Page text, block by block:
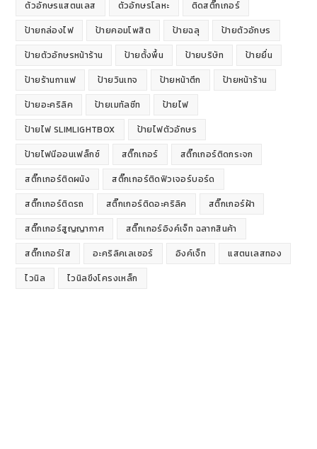
ตัวอักษรแสตนเลส
ตัวอักษรโลหะ
ติดสติ๊กเกอร์
ป้ายกล่องไฟ
ป้ายคอมโพสิต ป้ายฉลุ
ป้ายตัวอักษร
ป้ายตัวอักษรหน้าร้าน
ป้ายตั้งพื้น ป้ายบริษัท
ป้ายยื่น
ป้ายร้านกาแฟ
ป้ายวินเทจ ป้ายหน้าตึก
ป้ายหน้าร้าน
ป้ายอะคริลิค
ป้ายเมทัลชีท
ป้ายไฟ
ป้ายไฟ SLIMLIGHTBOX
ป้ายไฟตัวอักษร
ป้ายไฟนีออนเฟล็กซ์
สติ๊กเกอร์
สติ๊กเกอร์ติดกระจก
สติ๊กเกอร์ติดผนัง
สติ๊กเกอร์ติดฟิวเจอร์บอร์ด
สติ๊กเกอร์ติดรถ
สติ๊กเกอร์ติดอะคริลิค
สติ๊กเกอร์ฝ้า
สติ๊กเกอร์สูญญากาศ
สติ๊กเกอร์อิงค์เจ็ท ฉลากสินค้า
สติ๊กเกอร์ใส
อะคริลิคเลเซอร์ อิงค์เจ็ท
แสตนเลสทอง
ไวนิล
ไวนิลขึงโครงเหล็ก